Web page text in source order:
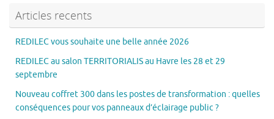
Articles recents
REDILEC vous souhaite une belle année 2026
REDILEC au salon TERRITORIALIS au Havre les 28 et 29
septembre
Nouveau coffret 300 dans les postes de transformation : quelles
conséquences pour vos panneaux d’éclairage public ?